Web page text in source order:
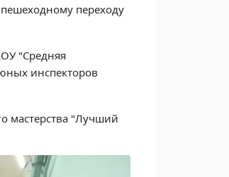
переходу
"Средняя
инспекторов
мастерства "Лучший